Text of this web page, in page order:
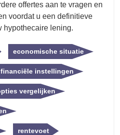
offertes aan te vragen en
voordat u een definitieve
hypothecaire lening.
economische situatie
financiële instellingen
vergelijken
rentevoet